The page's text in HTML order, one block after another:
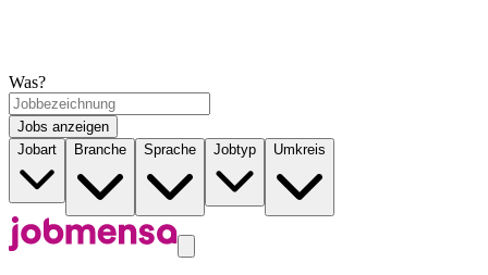
Was?
Jobs anzeigen
Jobart
Branche Sprache Jobtyp Umkreis